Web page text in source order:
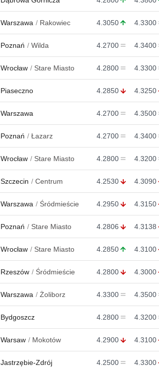
Warszawa Rakowiec 4.3050 4.3300
Poznań Wilda 4.2700 4.3400
Wrocław Stare Miasto 4.2800 4.3300
Piaseczno 4.2850 4.3250
Warszawa 4.2700 4.3500
Poznań Łazarz 4.2700 4.3400
Wrocław Stare Miasto 4.2800 4.3200
Szczecin Centrum 4.2530 4.3090
Warszawa Śródmieście 4.2950 4.3150
Poznań Stare Miasto 4.2806 4.3138
Wrocław Stare Miasto 4.2850 4.3100
Rzeszów Śródmieście 4.2800 4.3000
Warszawa Żoliborz 4.3300 4.3500
Bydgoszcz 4.2800 4.3200
Warsaw Mokotów 4.2900 4.3100
Jastrzębie-Zdrój 4.2500 4.3300